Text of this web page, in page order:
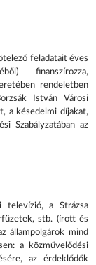
feladatait éves
finanszírozza,
rendeletben
István Városi
a késedelmi díjakat,
Szabályzatában az
televízió, a Strázsa
stb. (írott és
állampolgárok mind
a közművelődési
az érdeklődők